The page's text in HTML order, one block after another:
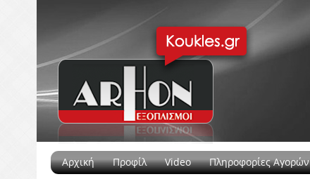
Αρχική Προφίλ Video Πληροφορίες Αγορών